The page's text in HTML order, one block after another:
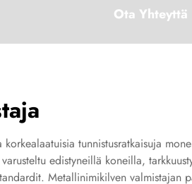
Ota Yhteyttä
tunnistusratkaisuja
edistyneillä koneilla,
Metallinimikilven valmistajan